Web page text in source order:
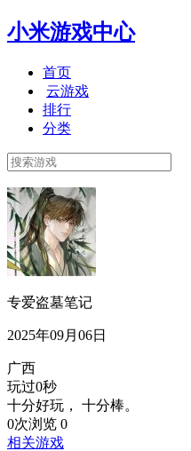
小米游戏中心
首页
云游戏
排行
分类
专爱盗墓笔记
2025年09月06日
广西
玩过0秒
十分好玩， 十分棒。
0次浏览 0
相关游戏